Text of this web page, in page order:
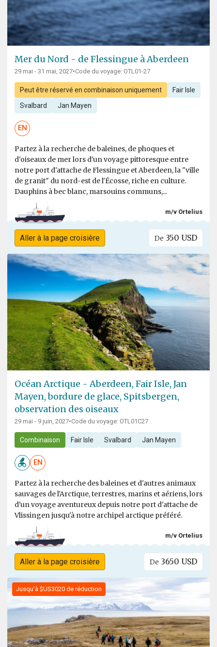
Mer du Nord - de Flessingue à Aberdeen
29 mai - 31 mai, 2027•Code du voyage: OTL01-27
Peut être réservé en combinaison uniquement Fair Isle
Svalbard Jan Mayen
EN
Partez à la recherche de baleines, de phoques et
d'oiseaux de mer lors d'un voyage pittoresque entre
notre port d'attache de Flessingue et Aberdeen, la "ville
de granit" du nord-est de l'Écosse, riche en culture.
Dauphins à bec blanc, marsouins communs,...
m/v Ortelius
Aller à la page croisière De 350 USD
Océan Arctique - Aberdeen, Fair Isle, Jan
Mayen, bordure de glace, Spitsbergen,
observation des oiseaux
29 mai - 9 juin, 2027•Code du voyage: OTL01C27
Combinaison Fair Isle Svalbard Jan Mayen
EN
Partez à la recherche des baleines et d'autres animaux
sauvages de l'Arctique, terrestres, marins et aériens, lors
d'un voyage aventureux depuis notre port d'attache de
Vlissingen jusqu'à notre archipel arctique préféré.
m/v Ortelius
Aller à la page croisière De 3650 USD
Jusqu'à $US3020 de réduction